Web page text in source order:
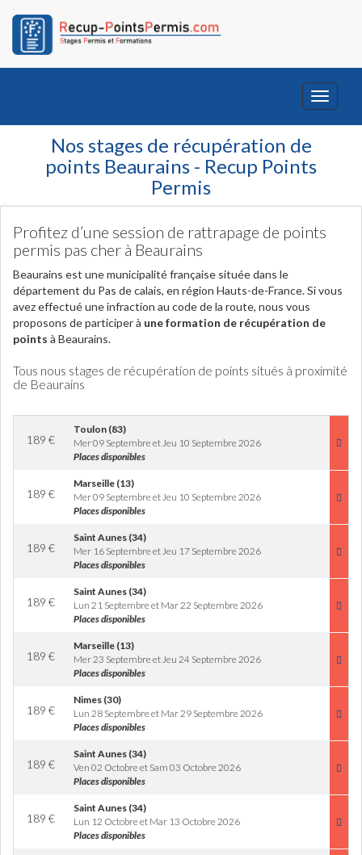
Toggle
Nos stages de récupération de
points Beaurains - Recup Points
Permis
Profitez d’une session de rattrapage de points
permis pas cher à Beaurains
Beaurains est une municipalité française située dans le
département du Pas de calais, en région Hauts-de-France. Si vous
avez effectué une infraction au code de la route, nous vous
proposons de participer à une formation de récupération de
points à Beaurains.
Tous nous stages de récupération de points situés à proximité
de Beaurains
189 €
Toulon (83)
Mer 09 Septembre et Jeu 10 Septembre 2026
Places disponibles
189 €
Marseille (13)
Mer 09 Septembre et Jeu 10 Septembre 2026
Places disponibles
189 €
Saint Aunes (34)
Mer 16 Septembre et Jeu 17 Septembre 2026
Places disponibles
189 €
Saint Aunes (34)
Lun 21 Septembre et Mar 22 Septembre 2026
Places disponibles
189 €
Marseille (13)
Mer 23 Septembre et Jeu 24 Septembre 2026
Places disponibles
189 €
Nimes (30)
Lun 28 Septembre et Mar 29 Septembre 2026
Places disponibles
189 €
Saint Aunes (34)
Ven 02 Octobre et Sam 03 Octobre 2026
Places disponibles
189 €
Saint Aunes (34)
Lun 12 Octobre et Mar 13 Octobre 2026
Places disponibles